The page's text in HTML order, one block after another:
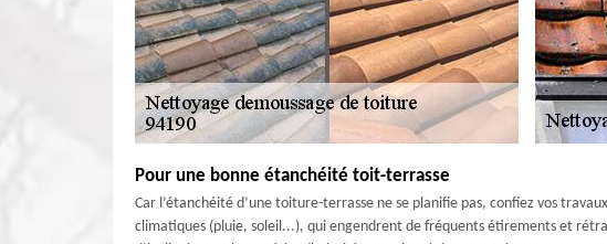
Pour une bonne étanchéité toit-terrasse
Car l’étanchéité d’une toiture-terrasse ne se planifie pas, confiez vos
climatiques (pluie, soleil...), qui engendrent de fréquents étirements et